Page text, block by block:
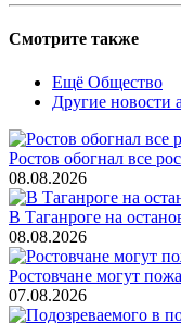
Смотрите также
Ещё Общество
Другие новости
Ростов обогнал все
08.08.2026
В Таганроге на
08.08.2026
Ростовчане могут
07.08.2026